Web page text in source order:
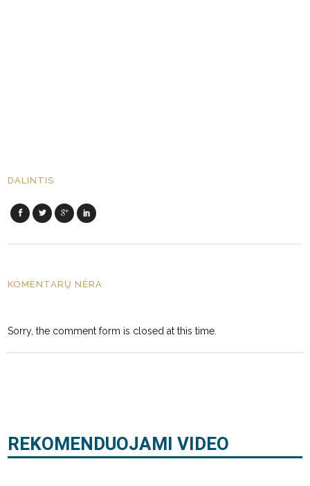
DALINTIS
KOMENTARŲ NĖRA
Sorry, the comment form is closed at this time.
REKOMENDUOJAMI VIDEO